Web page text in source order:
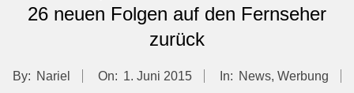
26 neuen Folgen auf den Fernseher
zurück
By: Nariel On: 1. Juni 2015 In: News, Werbung